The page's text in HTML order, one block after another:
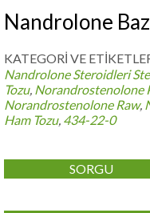
Nandrolone
KATEGORİ VE
Nandrolone Steroidleri
Tozu, Norandrostenolone
Norandrostenolone Raw,
Ham Tozu, 434-22-0
SORGU